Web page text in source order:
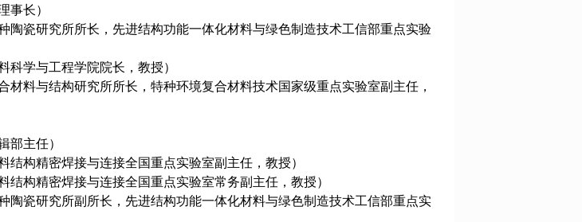
事长）
陶瓷研究所所长，先进结构功能一体化材料与绿色制造技术工信部重点实验
科学与工程学院院长，教授）
材料与结构研究所所长， 特种环境复合材料技术国家级重点实验室副主任，
部主任）
结构精密焊接与连接全国重点实验室副主任，教授）
结构精密焊接与连接全国重点实验室常务副主任，教授）
陶瓷研究所副所长，先进结构功能一体化材料与绿色制造技术工信部重点实